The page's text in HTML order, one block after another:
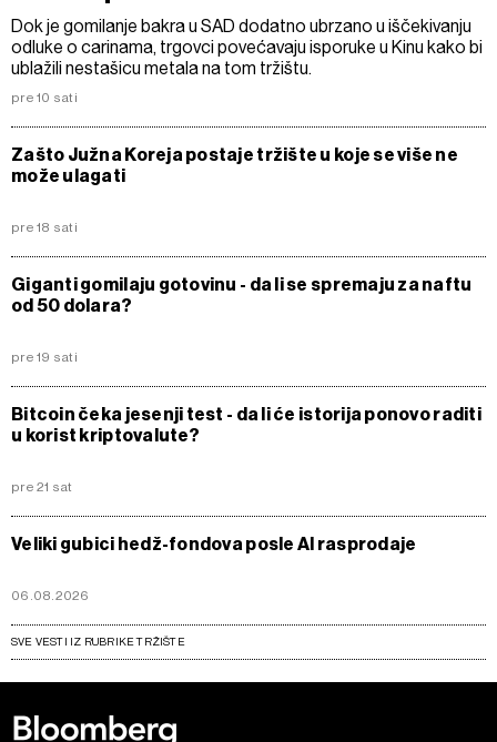
Dok je gomilanje bakra u SAD dodatno ubrzano u iščekivanju
odluke o carinama, trgovci povećavaju isporuke u Kinu kako bi
ublažili nestašicu metala na tom tržištu.
pre 10 sati
Zašto Južna Koreja postaje tržište u koje se više ne
može ulagati
pre 18 sati
Giganti gomilaju gotovinu - da li se spremaju za naftu
od 50 dolara?
pre 19 sati
Bitcoin čeka jesenji test - da li će istorija ponovo raditi
u korist kriptovalute?
pre 21 sat
Veliki gubici hedž-fondova posle AI rasprodaje
06.08.2026
SVE VESTI IZ RUBRIKE TRŽIŠTE